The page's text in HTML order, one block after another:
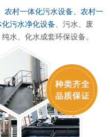
农村一体化污水设备、农村一
污水净化设备、污水、废
水、化水成套环保设备。